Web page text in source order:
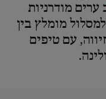
מודרניות
מומלץ בין
עם טיפים